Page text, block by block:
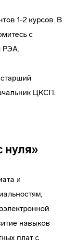
1-2 курсов. В
с
РЭА.
ЦКСП.
нуля»
и
навыков
плат с